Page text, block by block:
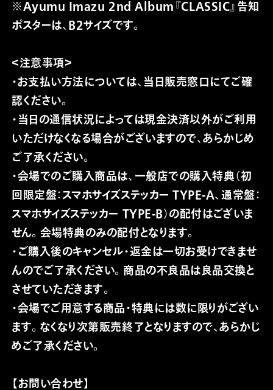
100%
※Ayumu Imazu 2nd Album『CLASSIC』告知
ポスターは、B2サイズです。
＜注意事項＞
・お支払い方法については、当日販売窓口にてご確
認ください。
・当日の通信状況によっては現金決済以外がご利用
いただけなくなる場合がございますので、あらかじめ
ご了承ください。
・会場でのご購入商品は、一般店での購入特典（初
回限定盤：スマホサイズステッカー TYPE-A、通常盤：
スマホサイズステッカー TYPE-B）の配付はございま
せん。会場特典のみの配付となります。
・ご購入後のキャンセル・返金は一切お受けできませ
んのでご了承ください。商品の不良品は良品交換と
させていただきます。
・会場でご用意する商品・特典には数に限りがござい
ます。なくなり次第販売終了となりますので、あらかじ
めご了承ください。
【お問い合わせ】